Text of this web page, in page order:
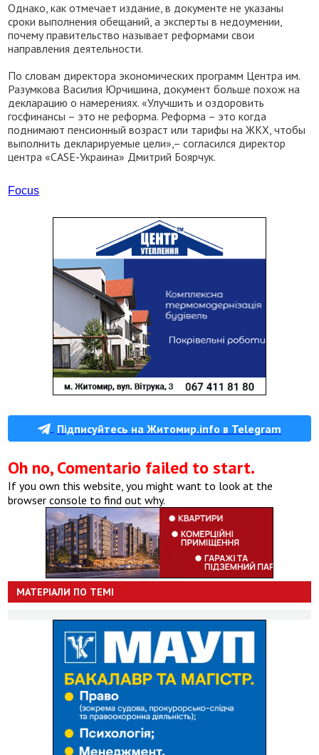
Однако, как отмечает издание, в документе не указаны
сроки выполнения обещаний, а эксперты в недоумении,
почему правительство называет реформами свои
направления деятельности.
По словам директора экономических программ Центра им.
Разумкова Василия Юрчишина, документ больше похож на
декларацию о намерениях. «Улучшить и оздоровить
госфинансы – это не реформа. Реформа – это когда
поднимают пенсионный возраст или тарифы на ЖКХ, чтобы
выполнить декларируемые цели»,– согласился директор
центра «CASE-Украина» Дмитрий Боярчук.
Focus
Підписуйтесь на Житомир.info в Telegram
Oh no, Comentario failed to start.
If you own this website, you might want to look at the
browser console to find out why.
МАТЕРІАЛИ ПО ТЕМІ